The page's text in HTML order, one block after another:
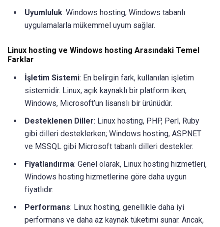
Uyumluluk: Windows hosting, Windows tabanlı
uygulamalarla mükemmel uyum sağlar.
Linux hosting ve Windows hosting Arasındaki Temel
Farklar
İşletim Sistemi: En belirgin fark, kullanılan işletim
sistemidir. Linux, açık kaynaklı bir platform iken,
Windows, Microsoft’un lisanslı bir ürünüdür.
Desteklenen Diller: Linux hosting, PHP, Perl, Ruby
gibi dilleri desteklerken; Windows hosting, ASP.NET
ve MSSQL gibi Microsoft tabanlı dilleri destekler.
Fiyatlandırma: Genel olarak, Linux hosting hizmetleri,
Windows hosting hizmetlerine göre daha uygun
fiyatlıdır.
Performans: Linux hosting, genellikle daha iyi
performans ve daha az kaynak tüketimi sunar. Ancak,